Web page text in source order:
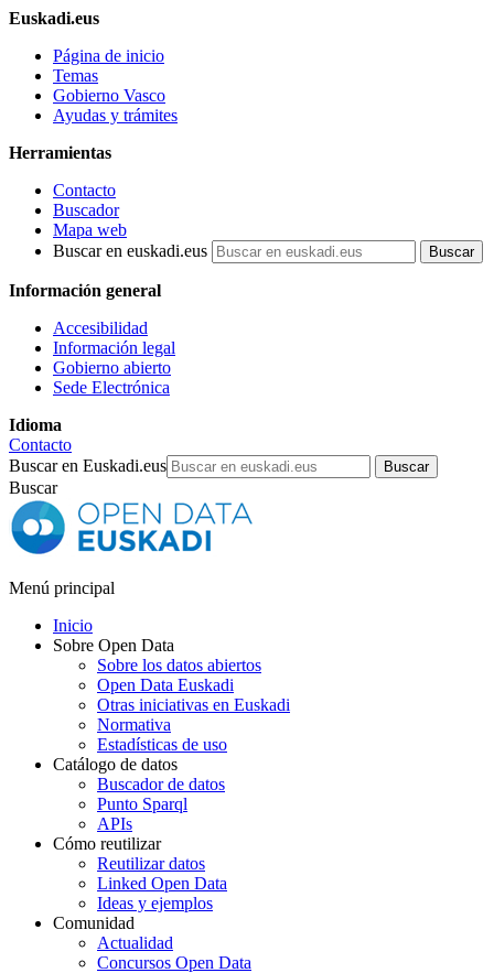
Euskadi.eus
Página de inicio
Temas
Gobierno Vasco
Ayudas y trámites
Herramientas
Contacto
Buscador
Mapa web
Buscar en euskadi.eus
Información general
Accesibilidad
Información legal
Gobierno abierto
Sede Electrónica
Idioma
Contacto
Buscar en Euskadi.eus
Buscar
Menú principal
Inicio
Sobre Open Data
Sobre los datos abiertos
Open Data Euskadi
Otras iniciativas en Euskadi
Normativa
Estadísticas de uso
Catálogo de datos
Buscador de datos
Punto Sparql
APIs
Cómo reutilizar
Reutilizar datos
Linked Open Data
Ideas y ejemplos
Comunidad
Actualidad
Concursos Open Data